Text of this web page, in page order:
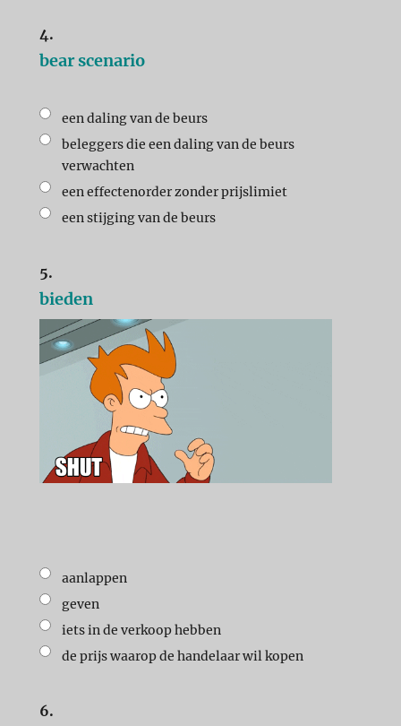
4.
bear scenario
een daling van de beurs
beleggers die een daling van de beurs
verwachten
een effectenorder zonder prijslimiet
een stijging van de beurs
5.
bieden
aanlappen
geven
iets in de verkoop hebben
de prijs waarop de handelaar wil kopen
6.